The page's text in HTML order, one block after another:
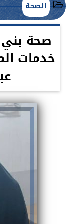
الصحة
صحة
خدمات
عبر